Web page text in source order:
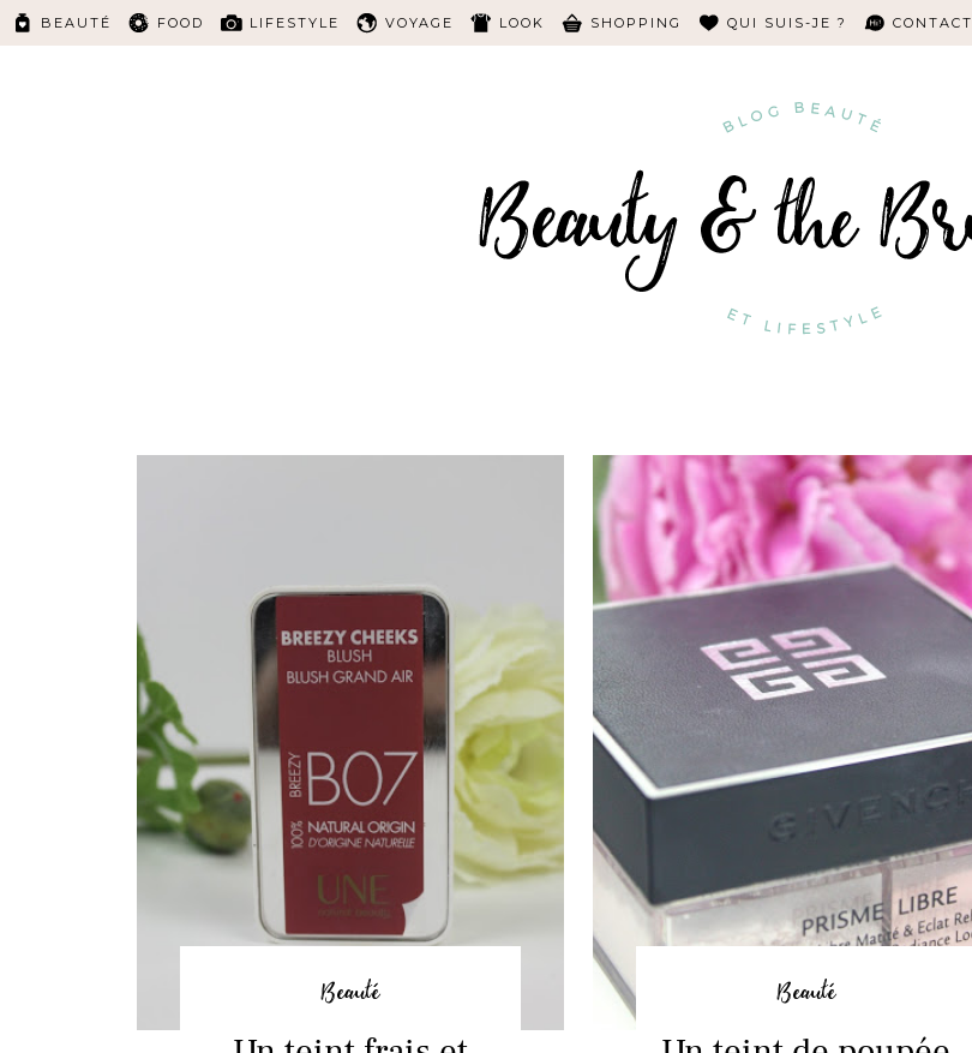
BEAUTÉ FOOD LIFESTYLE VOYAGE LOOK SHOPPING QUI SUIS-JE ? CONTACT
Beauté Beauté